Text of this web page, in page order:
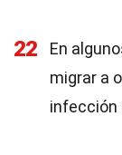
22
En
migrar a
infección